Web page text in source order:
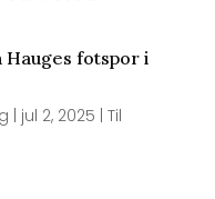
Hauges fotspor i
jul 2, 2025 Til